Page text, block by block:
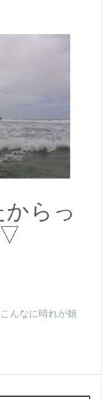
らっ
んなに晴れが嬉